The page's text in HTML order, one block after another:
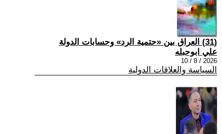
(31) العراق بين «حتمية الرد» وحسابات الدولة
علي ابوحبله
2026 / 8 / 10
السياسة والعلاقات الدولية